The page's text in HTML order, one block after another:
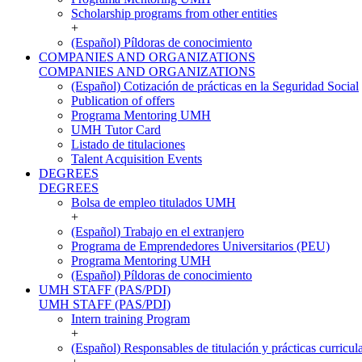
Scholarship programs from other entities
+
(Español) Píldoras de conocimiento
COMPANIES AND ORGANIZATIONS
COMPANIES AND ORGANIZATIONS
(Español) Cotización de prácticas en la Seguridad Social
Publication of offers
Programa Mentoring UMH
UMH Tutor Card
Listado de titulaciones
Talent Acquisition Events
DEGREES
DEGREES
Bolsa de empleo titulados UMH
+
(Español) Trabajo en el extranjero
Programa de Emprendedores Universitarios (PEU)
Programa Mentoring UMH
(Español) Píldoras de conocimiento
UMH STAFF (PAS/PDI)
UMH STAFF (PAS/PDI)
Intern training Program
+
(Español) Responsables de titulación y prácticas